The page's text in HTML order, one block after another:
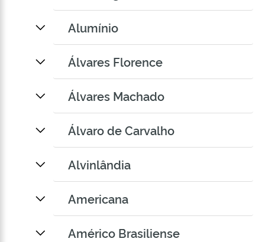
Alumínio
Álvares Florence
Álvares Machado
Álvaro de Carvalho
Alvinlândia
Americana
Américo Brasiliense